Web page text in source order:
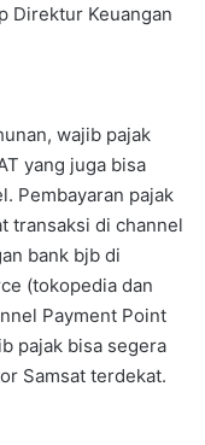
Direktur Keuangan
wajib pajak
yang juga bisa
Pembayaran pajak
transaksi di channel
bank bjb di
(tokopedia dan
Payment Point
pajak bisa segera
Samsat terdekat.